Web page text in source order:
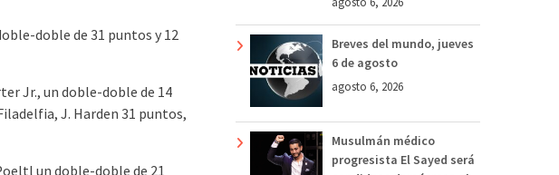
doble de 31 puntos y 12
Jr., un doble-doble de 14
J. Harden 31 puntos,
un doble-doble de 21
Breves del mundo, jueves
6 de agosto
agosto 6, 2026
Musulmán médico
progresista El Sayed será